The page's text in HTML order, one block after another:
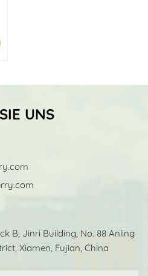
UNS
B, Jinri Building, No. 88 Anling
Xiamen, Fujian, China